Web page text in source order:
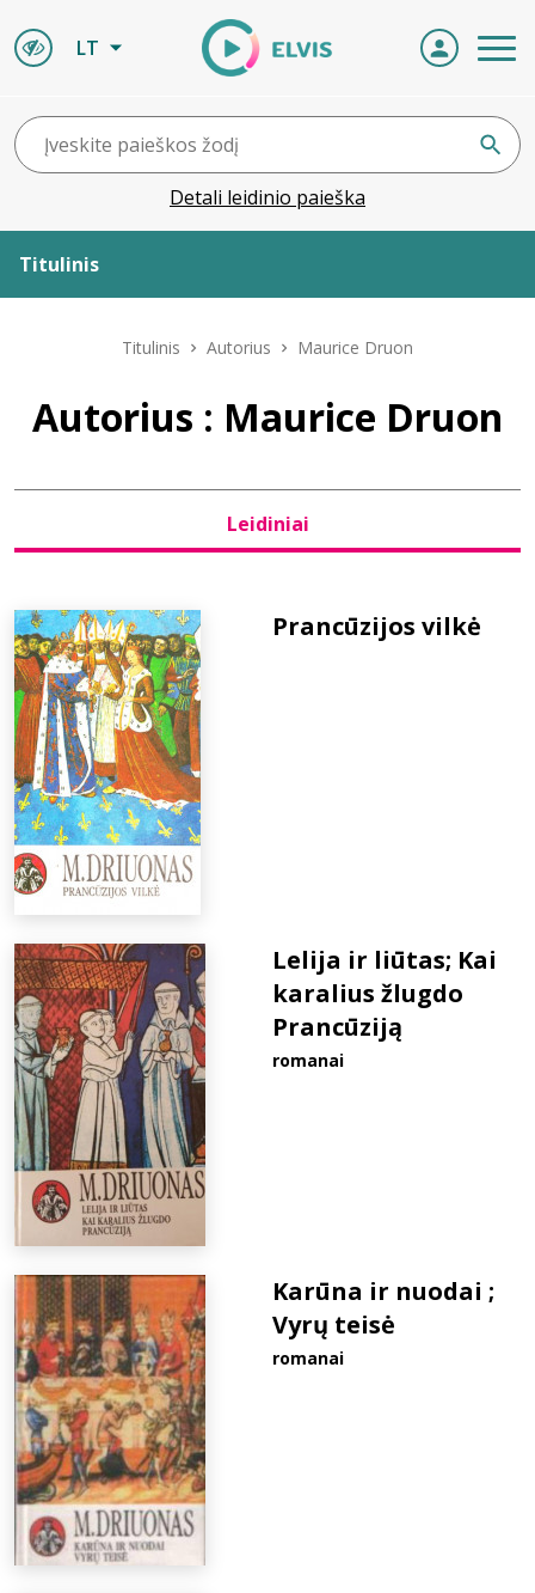
LT
Detali leidinio paieška
Titulinis
Leidiniai
D.U.K.
Titulinis Autorius Maurice Druon
Autorius : Maurice Druon
Leidiniai
Prancūzijos vilkė
Lelija ir liūtas; Kai
karalius žlugdo
Prancūziją
romanai
Karūna ir nuodai ;
Vyrų teisė
romanai